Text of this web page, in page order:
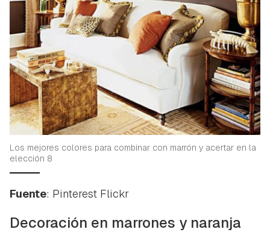
Los mejores colores para combinar con marrón y acertar en la
elección 8
Fuente: Pinterest Flickr
Decoración en marrones y naranja